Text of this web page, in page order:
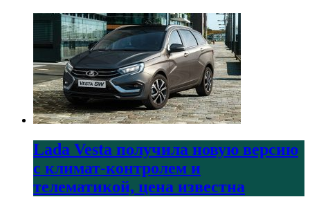
Lada Vesta получила новую версию
с климат-контролем и
телематикой, цена известна